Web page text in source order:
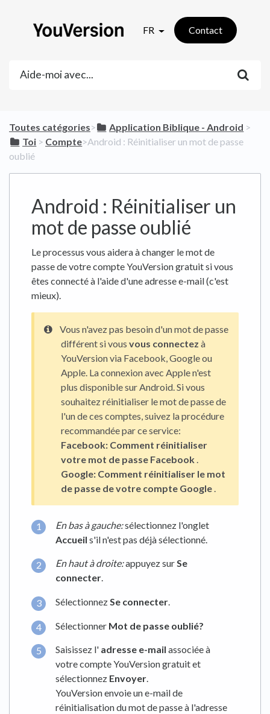
FR Contact
Toutes catégories​>​ ​Application Biblique - Android ​ > ​
​Toi ​ > ​ ​Compte​>​ Android : Réinitialiser un mot de passe
oublié
Android : Réinitialiser un
mot de passe oublié
Le processus vous aidera à changer le mot de
passe de votre compte YouVersion gratuit si vous
êtes connecté à l'aide d'une adresse e-mail (c'est
mieux).
Vous n'avez pas besoin d'un mot de passe
différent si vous vous connectez à
YouVersion via Facebook, Google ou
Apple. La connexion avec Apple n'est
plus disponible sur Android. Si vous
souhaitez réinitialiser le mot de passe de
l'un de ces comptes, suivez la procédure
recommandée par ce service:
Facebook: Comment réinitialiser
votre mot de passe Facebook .
Google: Comment réinitialiser le mot
de passe de votre compte Google .
En bas à gauche:sélectionnez l'onglet
Accueil s'il n'est pas déjà sélectionné.
En haut à droite:appuyez surSe
connecter.
SélectionnezSe connecter.
Sélectionner Mot de passe oublié?
Saisissez l' adresse e-mail associée à
votre compte YouVersion gratuit et
sélectionnez Envoyer.
YouVersion envoie un e-mail de
réinitialisation du mot de passe à l'adresse